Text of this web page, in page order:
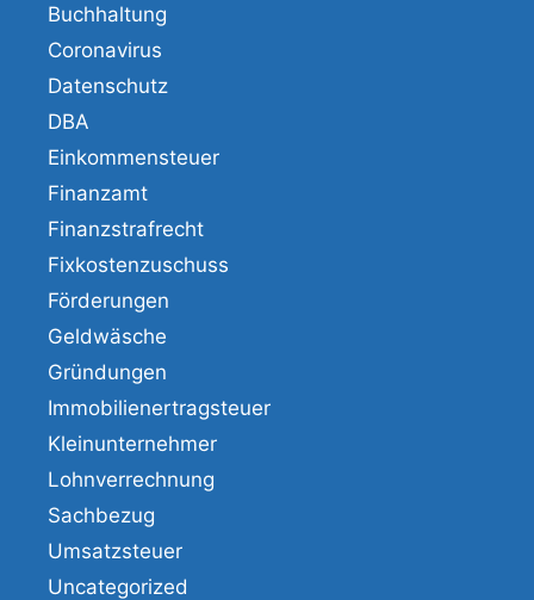
Buchhaltung
Coronavirus
Datenschutz
DBA
Einkommensteuer
Finanzamt
Finanzstrafrecht
Fixkostenzuschuss
Förderungen
Geldwäsche
Gründungen
Immobilienertragsteuer
Kleinunternehmer
Lohnverrechnung
Sachbezug
Umsatzsteuer
Uncategorized